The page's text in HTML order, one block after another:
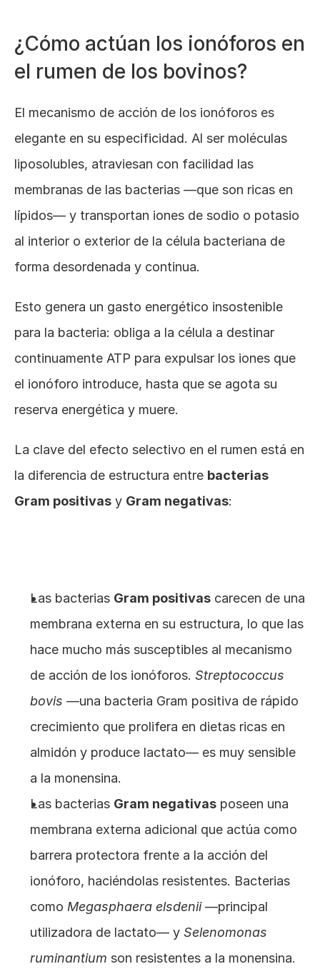
¿Cómo actúan los ionóforos en
el rumen de los bovinos?
El mecanismo de acción de los ionóforos es
elegante en su especificidad. Al ser moléculas
liposolubles, atraviesan con facilidad las
membranas de las bacterias —que son ricas en
lípidos— y transportan iones de sodio o potasio
al interior o exterior de la célula bacteriana de
forma desordenada y continua.
Esto genera un gasto energético insostenible
para la bacteria: obliga a la célula a destinar
continuamente ATP para expulsar los iones que
el ionóforo introduce, hasta que se agota su
reserva energética y muere.
La clave del efecto selectivo en el rumen está en
la diferencia de estructura entre bacterias
Gram positivas y Gram negativas:
Las bacterias Gram positivas carecen de una
membrana externa en su estructura, lo que las
hace mucho más susceptibles al mecanismo
de acción de los ionóforos. Streptococcus
bovis —una bacteria Gram positiva de rápido
crecimiento que prolifera en dietas ricas en
almidón y produce lactato— es muy sensible
a la monensina.
Las bacterias Gram negativas poseen una
membrana externa adicional que actúa como
barrera protectora frente a la acción del
ionóforo, haciéndolas resistentes. Bacterias
como Megasphaera elsdenii —principal
utilizadora de lactato— y Selenomonas
ruminantium son resistentes a la monensina.